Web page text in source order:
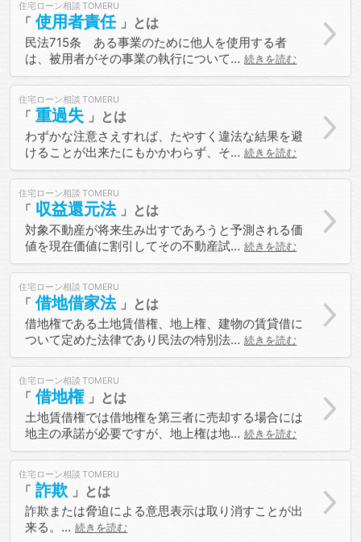
住宅ローン相談
使用者責任
民法715条 ある事業のために他人を使用する者
は、被用者がその事業の執行について… 続きを読む
住宅ローン相談
重過失
わずかな注意さえすれば、たやすく違法な結果を避
けることが出来たにもかかわらず、そ… 続きを読む
住宅ローン相談
収益還元法
対象不動産が将来生み出すであろうと予測される価
値を現在価値に割引してその不動産試… 続きを読む
住宅ローン相談
借地借家法
借地権である土地賃借権、地上権、建物の賃貸借に
ついて定めた法律であり民法の特別法… 続きを読む
住宅ローン相談
借地権
土地賃借権では借地権を第三者に売却する場合には
地主の承諾が必要ですが、地上権は地… 続きを読む
住宅ローン相談
詐欺
詐欺または脅迫による意思表示は取り消すことが出
来る。… 続きを読む